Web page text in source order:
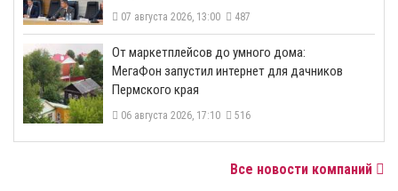
07 августа 2026, 13:00 487
От маркетплейсов до умного дома:
МегаФон запустил интернет для дачников
Пермского края
06 августа 2026, 17:10 516
Все новости компаний